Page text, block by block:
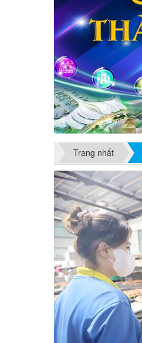
Trang nhất